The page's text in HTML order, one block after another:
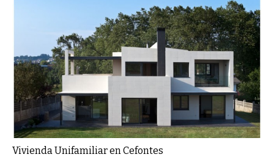
EQUIPO
BLOG
CONTACTO
Vivienda Unifamiliar en Cefontes